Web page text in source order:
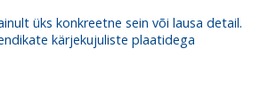
üks konkreetne sein või lausa detail.
kärjekujuliste plaatidega